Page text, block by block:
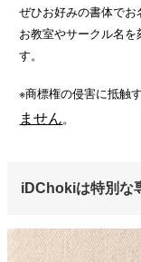
ぜひお好みの書体でお
お教室やサークル名
す。
※商標権の侵害に抵触
ません。
iDChokiは特別な